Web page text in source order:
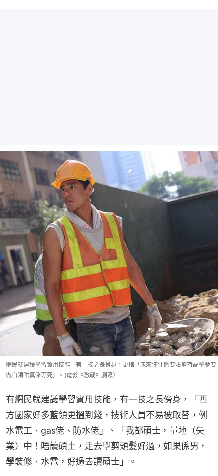
網民就建議學習實用技能，有一技之長傍身，更指「未來你仲係要咁堅持高學歷要
做白領咁真係等死」。(電影《激戰》劇照）
有網民就建議學習實用技能，有一技之長傍身，「西
方國家好多藍領更搵到錢，技術人員不易被取替，例
水電工、gas佬、防水佬」、「我都碩士，量地（失
業）中！唔讀碩士，走去學剪頭髮好過，如果係男，
學裝修、水電，好過去讀碩士」。